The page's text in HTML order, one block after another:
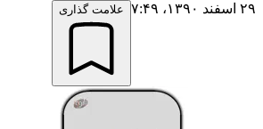
۲۹ اسفند ۱۳۹۰،‏ ۷:۴۹
علامت گذاری